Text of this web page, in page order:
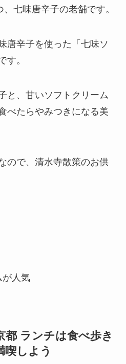
七味唐辛子の老舗です。
唐辛子を使った「七味ソ
す。
と、甘いソフトクリーム
べたらやみつきになる美
ので、清水寺散策のお供
が人気
都 ランチは食べ歩き
喫しよう